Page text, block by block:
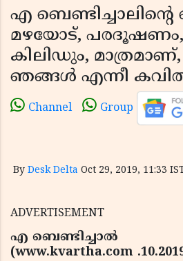
എ ബെണ്ടിച്ചാലിന്റെ
മഴയോട്, പരദൂഷണം,
കിലിഡും,
ഞങ്ങള്‍ എന്നീ
Channel Group
By Desk Delta Oct 29, 2019, 11:33
ADVERTISEMENT
എ ബെണ്ടിച്ചാല്‍
(www.kvartha.com